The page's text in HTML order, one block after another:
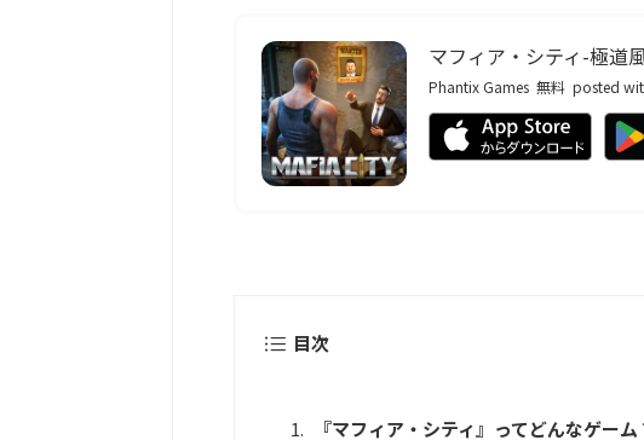
マフィア・シティ-極道
Phantix Games 無料 posted
目次
『マフィア・シティ』ってどんなゲーム